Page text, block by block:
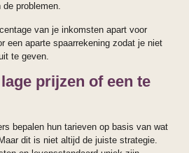
problemen.
van je inkomsten apart voor
een aparte spaarrekening zodat je niet
te geven.
prijzen of een te
bepalen hun tarieven op basis van wat
dit is niet altijd de juiste strategie.